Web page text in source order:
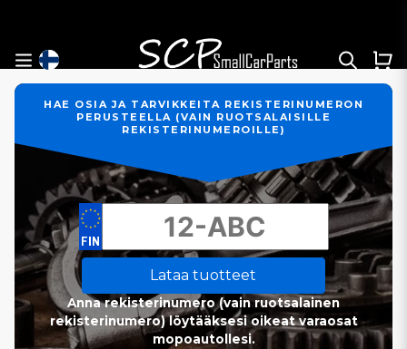
HAE OSIA JA TARVIKKEITA REKISTERINUMERON
PERUSTEELLA (VAIN RUOTSALAISILLE
REKISTERINUMEROILLE)
Lataa tuotteet
Anna rekisterinumero (vain ruotsalainen
rekisterinumero) löytääksesi oikeat varaosat
mopoautollesi.